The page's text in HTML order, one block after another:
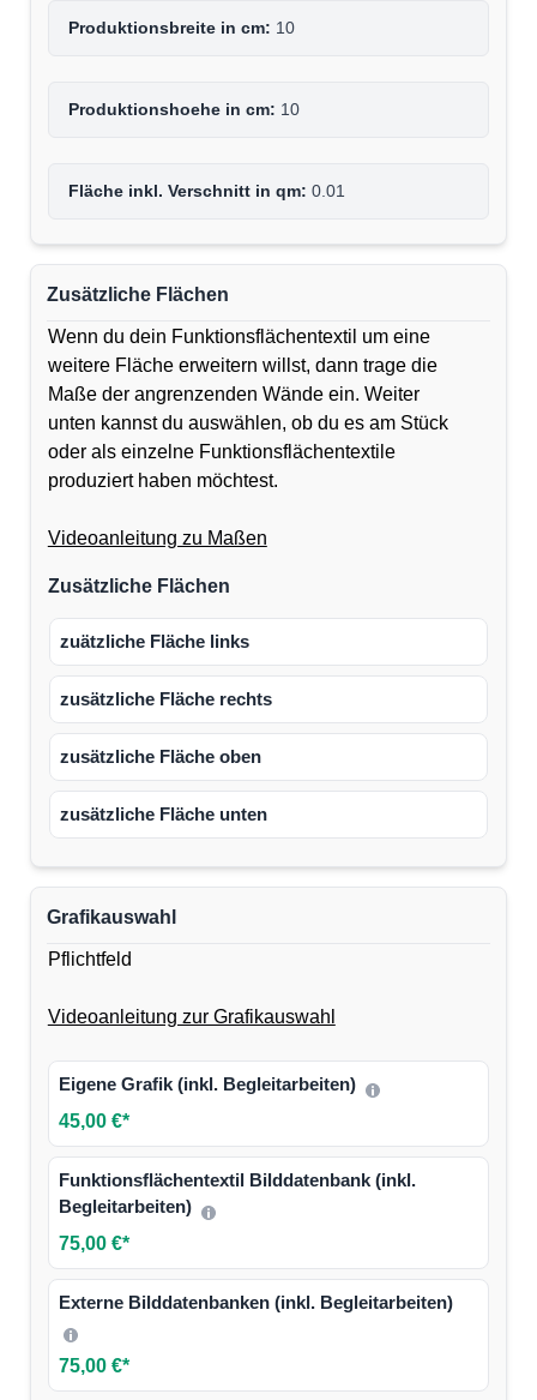
Produktionsbreite in cm: 10
Produktionshoehe in cm: 10
Fläche inkl. Verschnitt in qm: 0.01
Zusätzliche Flächen
Wenn du dein Funktionsflächentextil um eine
weitere Fläche erweitern willst, dann trage die
Maße der angrenzenden Wände ein. Weiter
unten kannst du auswählen, ob du es am Stück
oder als einzelne Funktionsflächentextile
produziert haben möchtest.
Videoanleitung zu Maßen
Zusätzliche Flächen
zuätzliche Fläche links
zusätzliche Fläche rechts
zusätzliche Fläche oben
zusätzliche Fläche unten
Grafikauswahl
Pflichtfeld
Videoanleitung zur Grafikauswahl
Eigene Grafik (inkl. Begleitarbeiten)
45,00 €*
Funktionsflächentextil Bilddatenbank (inkl.
Begleitarbeiten)
75,00 €*
Externe Bilddatenbanken (inkl. Begleitarbeiten)
75,00 €*